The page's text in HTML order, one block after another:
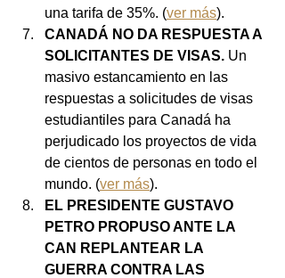
una tarifa de 35%. (ver más).
CANADÁ NO DA RESPUESTA A
SOLICITANTES DE VISAS. Un
masivo estancamiento en las
respuestas a solicitudes de visas
estudiantiles para Canadá ha
perjudicado los proyectos de vida
de cientos de personas en todo el
mundo. (ver más).
EL PRESIDENTE GUSTAVO
PETRO PROPUSO ANTE LA
CAN REPLANTEAR LA
GUERRA CONTRA LAS